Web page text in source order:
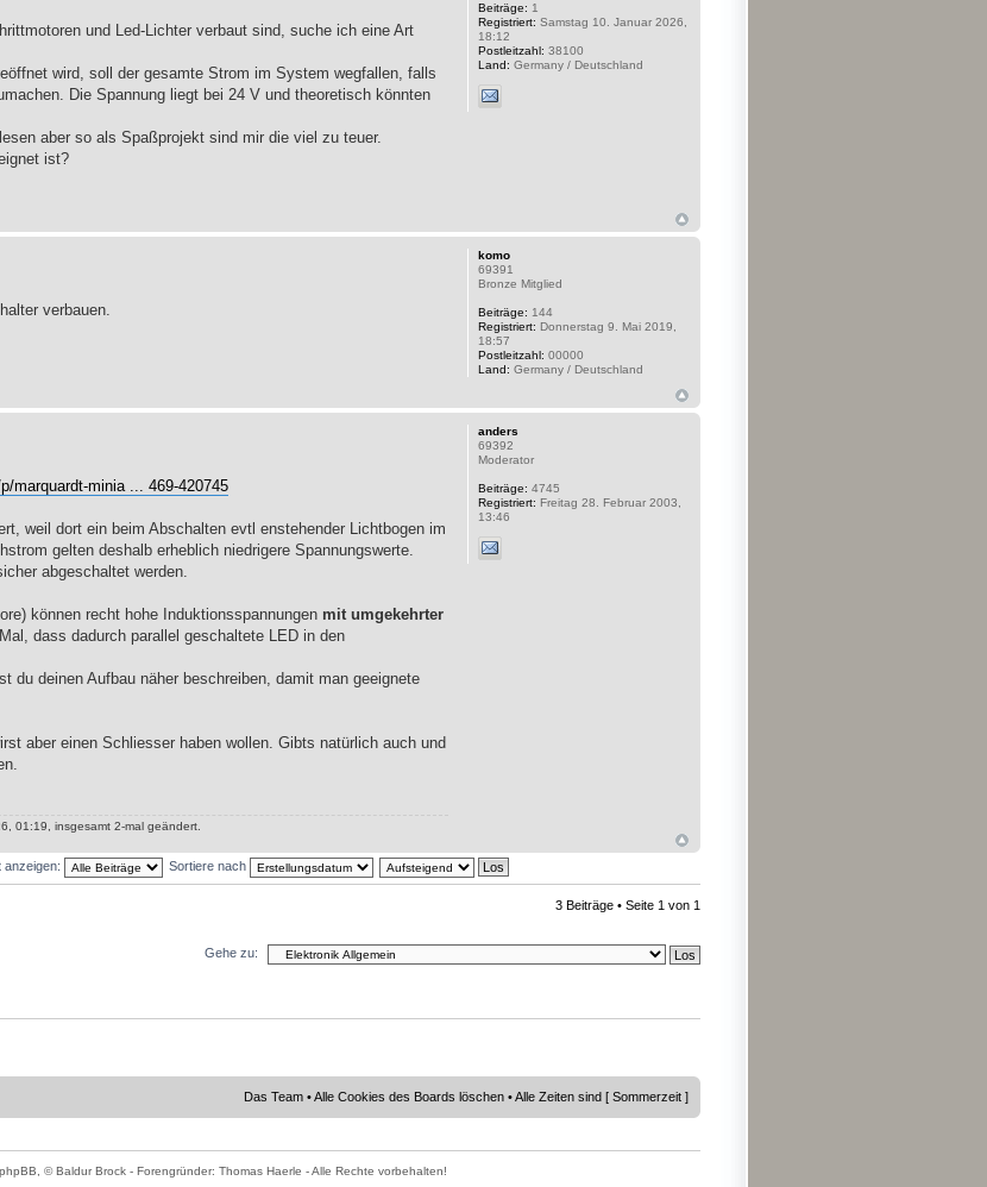
und Led-Lichter verbaut sind, suche ich eine Art
wird, soll der gesamte Strom im System wegfallen, falls
Die Spannung liegt bei 24 V und theoretisch könnten
aber so als Spaßprojekt sind mir die viel zu teuer.
ist?
Beiträge: 1
Registriert: Samstag 10. Januar 2026,
18:12
Postleitzahl: 38100
Land: Germany / Deutschland
verbauen.
komo
69391
Bronze Mitglied
Beiträge: 144
Registriert: Donnerstag 9. Mai 2019,
18:57
Postleitzahl: 00000
Land: Germany / Deutschland
marquardt-minia ... 469-420745
weil dort ein beim Abschalten evtl enstehender Lichtbogen im
gelten deshalb erheblich niedrigere Spannungswerte.
abgeschaltet werden.
können recht hohe Induktionsspannungen mit umgekehrter
dass dadurch parallel geschaltete LED in den
du deinen Aufbau näher beschreiben, damit man geeignete
aber einen Schliesser haben wollen. Gibts natürlich auch und
01:19, insgesamt 2-mal geändert.
anders
69392
Moderator
Beiträge: 4745
Registriert: Freitag 28. Februar 2003,
13:46
anzeigen: Sortiere nach
3 Beiträge • Seite 1 von 1
Gehe zu:
Das Team •Alle Cookies des Boards löschen • Alle Zeiten sind [ Sommerzeit ]
© Baldur Brock - Forengründer: Thomas Haerle - Alle Rechte vorbehalten!